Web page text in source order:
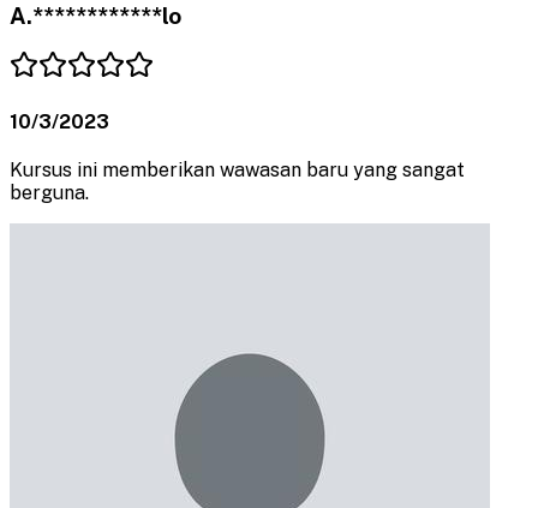
A.************lo
10/3/2023
Kursus ini memberikan wawasan baru yang sangat
berguna.